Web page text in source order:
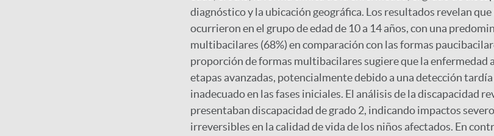
diagnóstico y la ubicación geográfica. Los resultados revelan que
ocurrieron en el grupo de edad de 10 a 14 años, con una
multibacilares (68%) en comparación con las formas
proporción de formas multibacilares sugiere que la enfermedad
etapas avanzadas, potencialmente debido a una detección
inadecuado en las fases iniciales. El análisis de la discapacidad
presentaban discapacidad de grado 2, indicando impactos
irreversibles en la calidad de vida de los niños afectados. En